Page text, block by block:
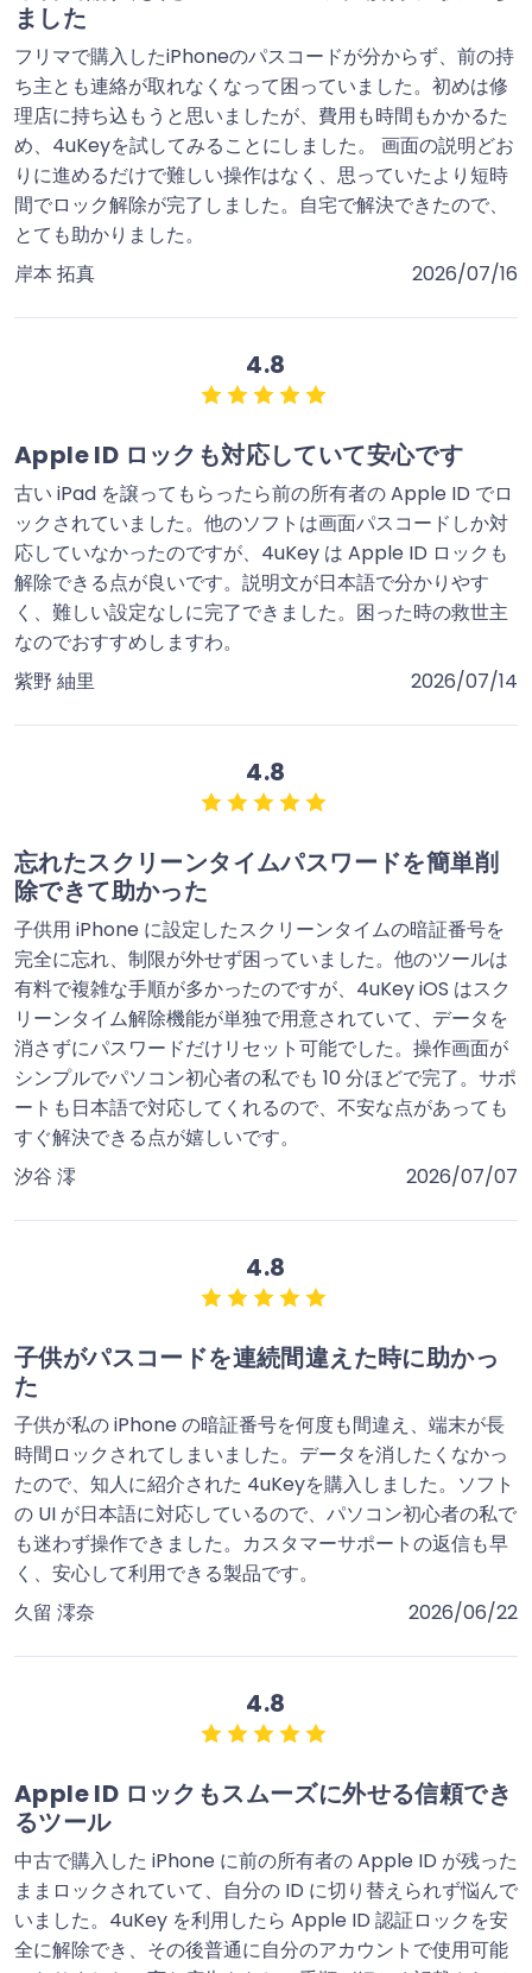
ました
フリマで購入したiPhoneのパスコードが分からず、前の持
ち主とも連絡が取れなくなって困っていました。初めは修
理店に持ち込もうと思いましたが、費用も時間もかかるた
め、4uKeyを試してみることにしました。 画面の説明どお
りに進めるだけで難しい操作はなく、思っていたより短時
間でロック解除が完了しました。自宅で解決できたので、
とても助かりました。
岸本 拓真
2026/07/16
4.8
Apple ID ロックも対応していて安心です
古い iPad を譲ってもらったら前の所有者の Apple ID でロ
ックされていました。他のソフトは画面パスコードしか対
応していなかったのですが、4uKey は Apple ID ロックも
解除できる点が良いです。説明文が日本語で分かりやす
く、難しい設定なしに完了できました。困った時の救世主
なのでおすすめしますわ。
紫野 紬里
2026/07/14
4.8
忘れたスクリーンタイムパスワードを簡単削
除できて助かった
子供用 iPhone に設定したスクリーンタイムの暗証番号を
完全に忘れ、制限が外せず困っていました。他のツールは
有料で複雑な手順が多かったのですが、4uKey iOS はスク
リーンタイム解除機能が単独で用意されていて、データを
消さずにパスワードだけリセット可能でした。操作画面が
シンプルでパソコン初心者の私でも 10 分ほどで完了。サポ
ートも日本語で対応してくれるので、不安な点があっても
すぐ解決できる点が嬉しいです。
汐谷 澪
2026/07/07
4.8
子供がパスコードを連続間違えた時に助かっ
た
子供が私の iPhone の暗証番号を何度も間違え、端末が長
時間ロックされてしまいました。データを消したくなかっ
たので、知人に紹介された 4uKeyを購入しました。ソフト
の UI が日本語に対応しているので、パソコン初心者の私で
も迷わず操作できました。カスタマーサポートの返信も早
く、安心して利用できる製品です。
久留 澪奈
2026/06/22
4.8
Apple ID ロックもスムーズに外せる信頼でき
るツール
中古で購入した iPhone に前の所有者の Apple ID が残った
ままロックされていて、自分の ID に切り替えられず悩んで
いました。4uKey を利用したら Apple ID 認証ロックを安
全に解除でき、その後普通に自分のアカウントで使用可能